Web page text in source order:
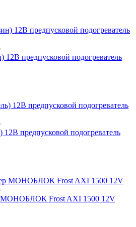
предпусковой подогреватель
предпусковой подогреватель
МОНОБЛОК Frost AXI 1500 12V